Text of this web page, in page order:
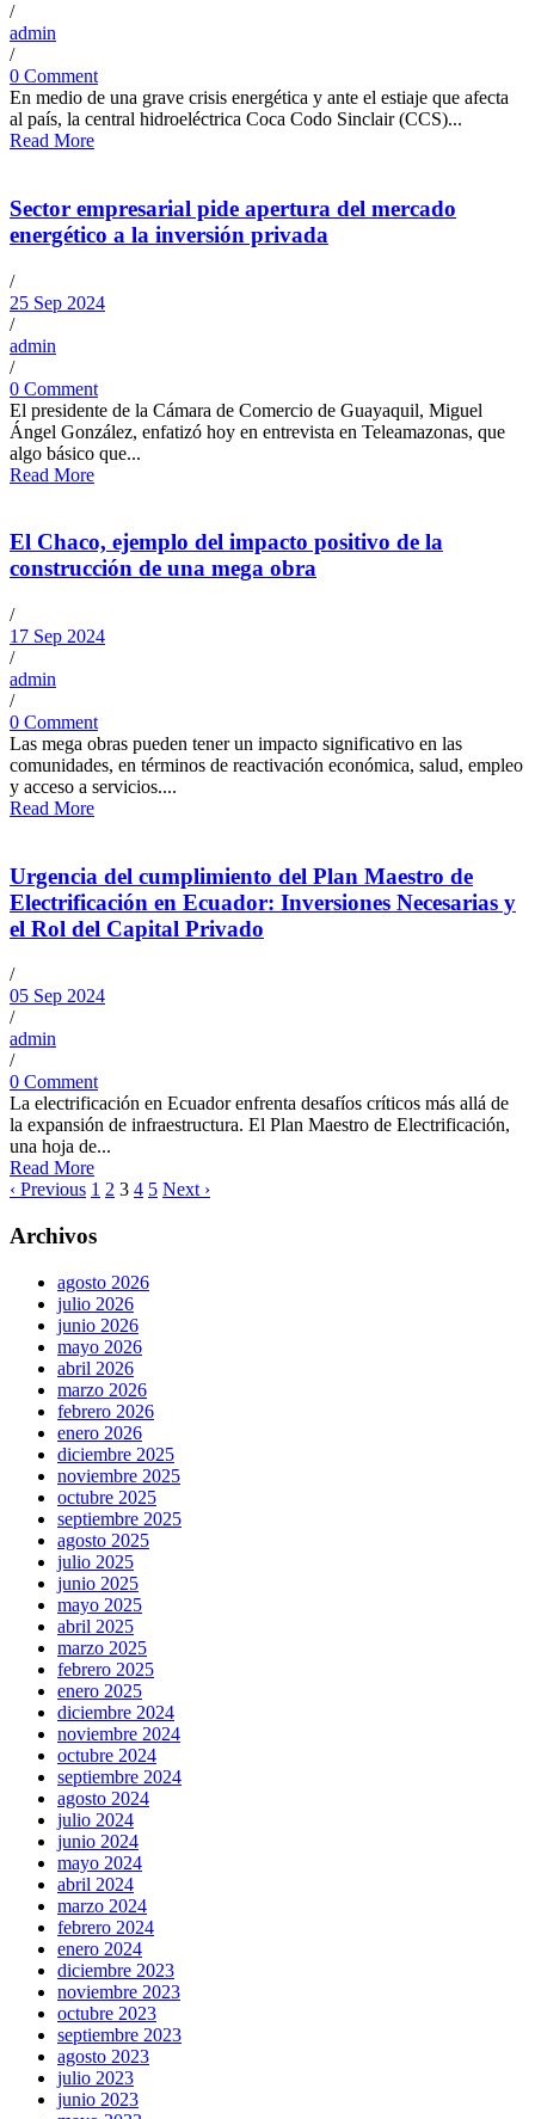
/
admin
/
0 Comment
En medio de una grave crisis energética y ante el estiaje que afecta
al país, la central hidroeléctrica Coca Codo Sinclair (CCS)...
Read More
Sector empresarial pide apertura del mercado
energético a la inversión privada
/
25 Sep 2024
/
admin
/
0 Comment
El presidente de la Cámara de Comercio de Guayaquil, Miguel
Ángel González, enfatizó hoy en entrevista en Teleamazonas, que
algo básico que...
Read More
El Chaco, ejemplo del impacto positivo de la
construcción de una mega obra
/
17 Sep 2024
/
admin
/
0 Comment
Las mega obras pueden tener un impacto significativo en las
comunidades, en términos de reactivación económica, salud, empleo
y acceso a servicios....
Read More
Urgencia del cumplimiento del Plan Maestro de
Electrificación en Ecuador: Inversiones Necesarias y
el Rol del Capital Privado
/
05 Sep 2024
/
admin
/
0 Comment
La electrificación en Ecuador enfrenta desafíos críticos más allá de
la expansión de infraestructura. El Plan Maestro de Electrificación,
una hoja de...
Read More
‹ Previous 1 2 3 4 5 Next ›
Archivos
agosto 2026
julio 2026
junio 2026
mayo 2026
abril 2026
marzo 2026
febrero 2026
enero 2026
diciembre 2025
noviembre 2025
octubre 2025
septiembre 2025
agosto 2025
julio 2025
junio 2025
mayo 2025
abril 2025
marzo 2025
febrero 2025
enero 2025
diciembre 2024
noviembre 2024
octubre 2024
septiembre 2024
agosto 2024
julio 2024
junio 2024
mayo 2024
abril 2024
marzo 2024
febrero 2024
enero 2024
diciembre 2023
noviembre 2023
octubre 2023
septiembre 2023
agosto 2023
julio 2023
junio 2023